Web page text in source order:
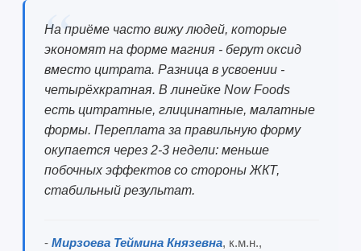
На приёме часто вижу людей, которые
экономят на форме магния - берут оксид
вместо цитрата. Разница в усвоении -
четырёхкратная. В линейке Now Foods
есть цитратные, глицинатные, малатные
формы. Переплата за правильную форму
окупается через 2-3 недели: меньше
побочных эффектов со стороны ЖКТ,
стабильный результат.
- Мирзоева Теймина Князевна, к.м.н.,